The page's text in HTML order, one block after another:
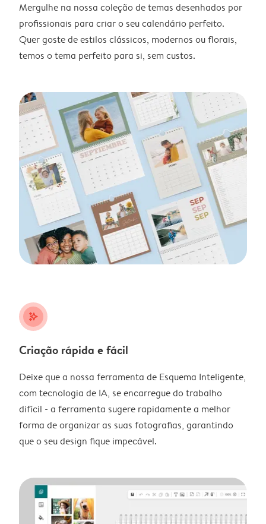
Mergulhe na nossa coleção de temas desenhados por
profissionais para criar o seu calendário perfeito.
Quer goste de estilos clássicos, modernos ou florais,
temos o tema perfeito para si, sem custos.
stars_plus
Criação rápida e fácil
Deixe que a nossa ferramenta de Esquema Inteligente,
com tecnologia de IA, se encarregue do trabalho
difícil - a ferramenta sugere rapidamente a melhor
forma de organizar as suas fotografias, garantindo
que o seu design fique impecável.